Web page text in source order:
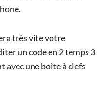
très vite votre
un code en 2 temps 3
avec une boîte à clefs